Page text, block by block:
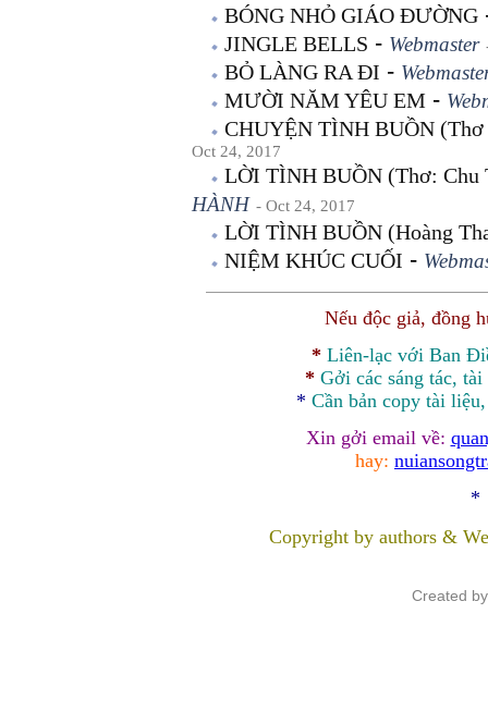
BÓNG NHỎ GIÁO ĐƯỜNG
JINGLE BELLS - Webmaster
BỎ LÀNG RA ĐI -
MƯỜI NĂM YÊU EM -
CHUYỆN TÌNH BUỒN (Thơ
Oct 24, 2017
LỜI TÌNH BUỒN (Thơ: Chu
HÀNH - Oct 24, 2017
LỜI TÌNH BUỒN (Hoàng
NIỆM KHÚC CUỐI -
Nếu độc giả, đồng
* Liên-lạc với Ban
* Gởi các sáng tác,
* Cần bản copy tài
Xin gởi email về:
hay:
*
Copyright by authors &
Created